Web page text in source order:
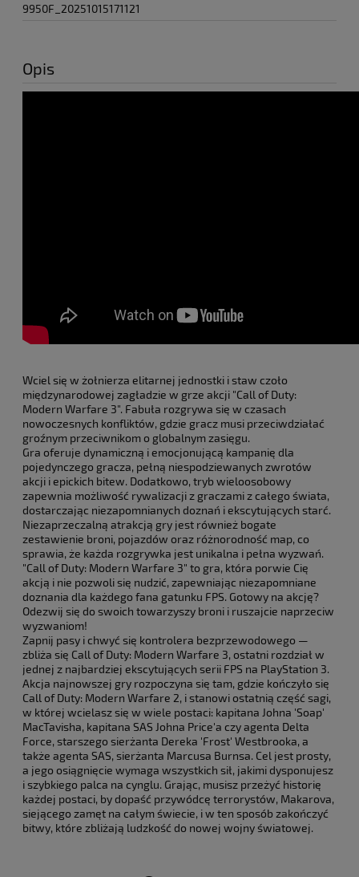
9950F_20251015171121
Opis
Wciel się w żołnierza elitarnej jednostki i staw czoło
międzynarodowej zagładzie w grze akcji "Call of Duty:
Modern Warfare 3". Fabuła rozgrywa się w czasach
nowoczesnych konfliktów, gdzie gracz musi przeciwdziałać
groźnym przeciwnikom o globalnym zasięgu.
Gra oferuje dynamiczną i emocjonującą kampanię dla
pojedynczego gracza, pełną niespodziewanych zwrotów
akcji i epickich bitew. Dodatkowo, tryb wieloosobowy
zapewnia możliwość rywalizacji z graczami z całego świata,
dostarczając niezapomnianych doznań i ekscytujących starć.
Niezaprzeczalną atrakcją gry jest również bogate
zestawienie broni, pojazdów oraz różnorodność map, co
sprawia, że każda rozgrywka jest unikalna i pełna wyzwań.
"Call of Duty: Modern Warfare 3" to gra, która porwie Cię
akcją i nie pozwoli się nudzić, zapewniając niezapomniane
doznania dla każdego fana gatunku FPS. Gotowy na akcję?
Odezwij się do swoich towarzyszy broni i ruszajcie naprzeciw
wyzwaniom!
Zapnij pasy i chwyć się kontrolera bezprzewodowego —
zbliża się Call of Duty: Modern Warfare 3, ostatni rozdział w
jednej z najbardziej ekscytujących serii FPS na PlayStation 3.
Akcja najnowszej gry rozpoczyna się tam, gdzie kończyło się
Call of Duty: Modern Warfare 2, i stanowi ostatnią część sagi,
w której wcielasz się w wiele postaci: kapitana Johna 'Soap'
MacTavisha, kapitana SAS Johna Price'a czy agenta Delta
Force, starszego sierżanta Dereka 'Frost' Westbrooka, a
także agenta SAS, sierżanta Marcusa Burnsa. Cel jest prosty,
a jego osiągnięcie wymaga wszystkich sił, jakimi dysponujesz
i szybkiego palca na cynglu. Grając, musisz przeżyć historię
każdej postaci, by dopaść przywódcę terrorystów, Makarova,
siejącego zamęt na całym świecie, i w ten sposób zakończyć
bitwy, które zbliżają ludzkość do nowej wojny światowej.